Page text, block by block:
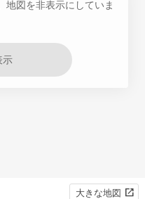
地図を非表示にしていま
示
大きな地図